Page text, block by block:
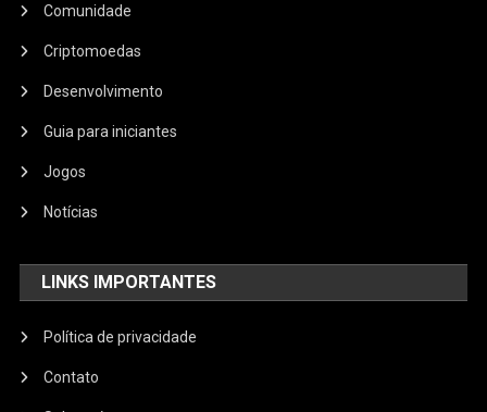
Comunidade
Criptomoedas
Desenvolvimento
Guia para iniciantes
Jogos
Notícias
LINKS IMPORTANTES
Política de privacidade
Contato